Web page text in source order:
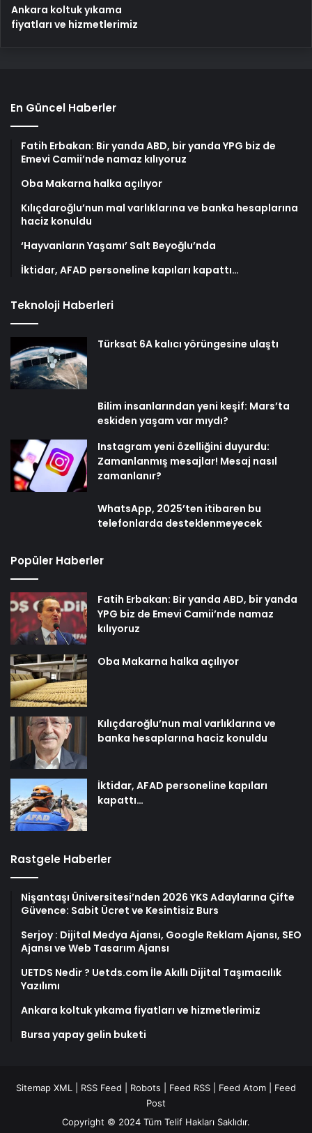
Ankara koltuk yıkama
fiyatları ve hizmetlerimiz
En Güncel Haberler
Fatih Erbakan: Bir yanda ABD, bir yanda YPG biz de
Emevi Camii’nde namaz kılıyoruz
Oba Makarna halka açılıyor
Kılıçdaroğlu’nun mal varlıklarına ve banka hesaplarına
haciz konuldu
‘Hayvanların Yaşamı’ Salt Beyoğlu’nda
İktidar, AFAD personeline kapıları kapattı…
Teknoloji Haberleri
Türksat 6A kalıcı yörüngesine ulaştı
Bilim insanlarından yeni keşif: Mars’ta
eskiden yaşam var mıydı?
Instagram yeni özelliğini duyurdu:
Zamanlanmış mesajlar! Mesaj nasıl
zamanlanır?
WhatsApp, 2025’ten itibaren bu
telefonlarda desteklenmeyecek
Popüler Haberler
Fatih Erbakan: Bir yanda ABD, bir yanda
YPG biz de Emevi Camii’nde namaz
kılıyoruz
Oba Makarna halka açılıyor
Kılıçdaroğlu’nun mal varlıklarına ve
banka hesaplarına haciz konuldu
İktidar, AFAD personeline kapıları
kapattı…
Rastgele Haberler
Nişantaşı Üniversitesi’nden 2026 YKS Adaylarına Çifte
Güvence: Sabit Ücret ve Kesintisiz Burs
Serjoy : Dijital Medya Ajansı, Google Reklam Ajansı, SEO
Ajansı ve Web Tasarım Ajansı
UETDS Nedir ? Uetds.com İle Akıllı Dijital Taşımacılık
Yazılımı
Ankara koltuk yıkama fiyatları ve hizmetlerimiz
Bursa yapay gelin buketi
Sitemap XML RSS Feed Robots Feed RSS Feed Atom
Feed
Post
Copyright © 2024 Tüm Telif Hakları Saklıdır.